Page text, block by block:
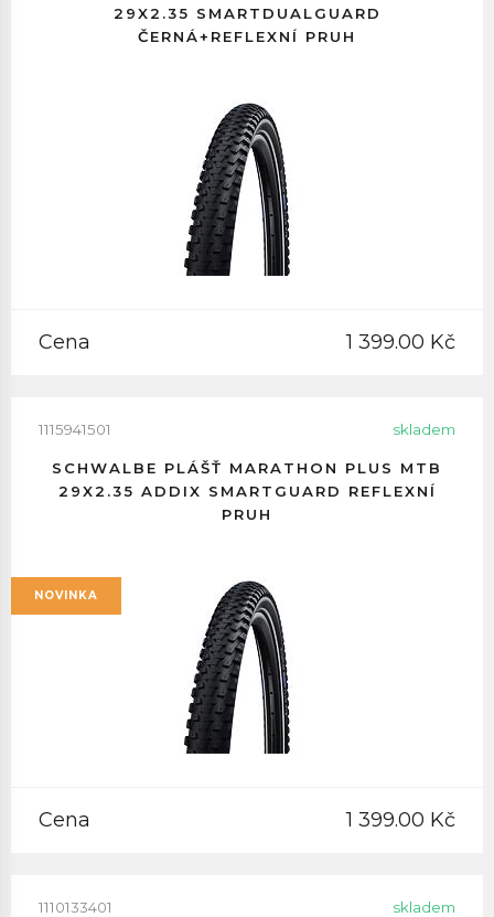
29X2.35 SMARTDUALGUARD
ČERNÁ+REFLEXNÍ PRUH
Cena 1 399.00 Kč
1115941501 skladem
SCHWALBE PLÁŠŤ MARATHON PLUS MTB
29X2.35 ADDIX SMARTGUARD REFLEXNÍ
PRUH
NOVINKA
Cena 1 399.00 Kč
1110133401 skladem